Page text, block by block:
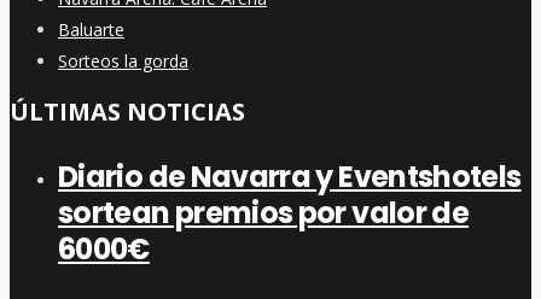
Baluarte
Sorteos la gorda
ÚLTIMAS NOTICIAS
Diario de Navarra y Eventshotels
sortean premios por valor de
6000€